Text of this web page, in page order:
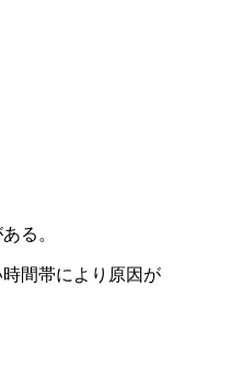
る。
間帯により原因が